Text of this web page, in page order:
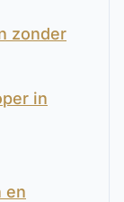
zonder
in
en